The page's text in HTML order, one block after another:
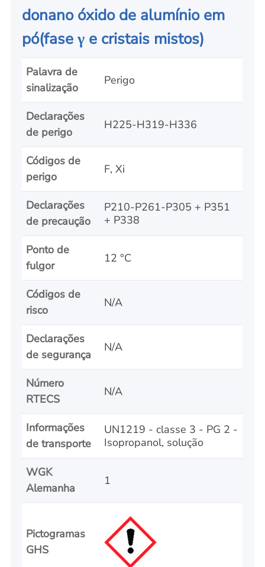
donano óxido de alumínio em
pó(fase γ e cristais mistos)
Palavra de
sinalização
Perigo
Declarações
de perigo
H225-H319-H336
Códigos de
perigo
F, Xi
Declarações
de precaução
P210-P261-P305 + P351
+ P338
Ponto de
fulgor
12 °C
Códigos de
risco
N/A
Declarações
de segurança
N/A
Número
RTECS
N/A
Informações
de transporte
UN1219 - classe 3 - PG 2 -
Isopropanol, solução
WGK
Alemanha
1
Pictogramas
GHS